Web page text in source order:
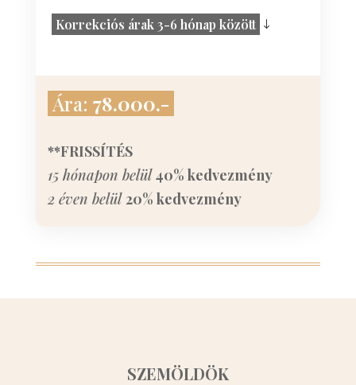
Korrekciós árak 3-6 hónap között
Ára: 78.000.-
**FRISSÍTÉS
15 hónapon belül 40% kedvezmény
2 éven belül 20% kedvezmény
SZEMÖLDÖK